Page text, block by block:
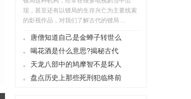
现，甚至还有以镖局的生存兴亡为主要线索
的影视作品，对我们了解古代的镖局 ...
唐僧知道自己是金蝉子转世么
喝花酒是什么意思?揭秘古代
天龙八部中的鸠摩智不是坏人
盘点历史上那些死刑犯临终前